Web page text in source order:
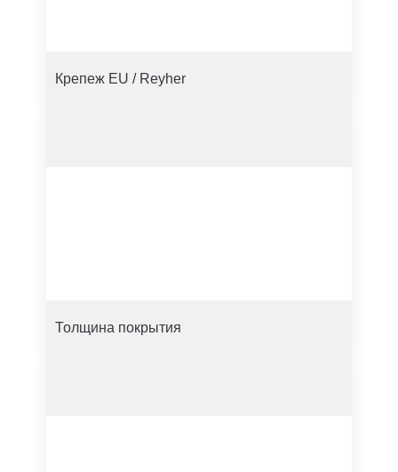
Крепеж EU / Reyher
Толщина покрытия